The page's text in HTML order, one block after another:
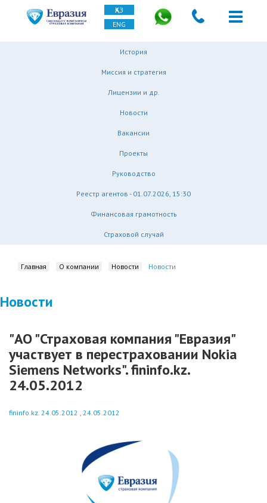
ҚАЗ
ENG
История
Миссия и стратегия
Лицензии и др.
Новости
Вакансии
Проекты
Руководство
Реестр агентов - 01.07.2026, 15:30
Финансовая грамотность
Страховой случай
Главная О компании Новости Новости
Новости
"АО "Страховая компания "Евразия"
участвует в перестраховании Nokia
Siemens Networks". fininfo.kz.
24.05.2012
fininfo.kz. 24.05.2012 , 24.05.2012